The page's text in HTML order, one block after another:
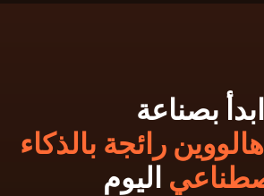
ابدأ بصناعة
رائجة بالذكاء
اليوم